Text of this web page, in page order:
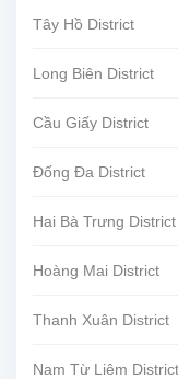
Tây Hồ District
Long Biên District
Cầu Giấy District
Đống Đa District
Hai Bà Trưng District
Hoàng Mai District
Thanh Xuân District
Nam Từ Liêm District